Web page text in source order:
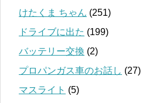
けたくま ちゃん (251)
ドライブに出た (199)
バッテリー交換 (2)
プロパンガス車のお話し (27)
マスライト (5)